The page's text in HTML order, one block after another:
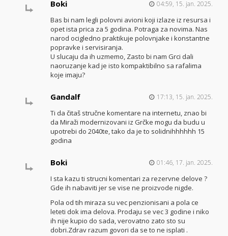
Boki
04:59, 15. jan. 2025.
Bas bi nam legli polovni avioni koji izlaze iz resursa i
opet ista prica za 5 godina. Potraga za novima. Nas
narod ocigledno praktikuje polovnjake i konstantne
popravke i servisiranja.
U slucaju da ih uzmemo, Zasto bi nam Grci dali
naoruzanje kad je isto kompaktibilno sa rafalima
koje imaju?
Gandalf 17:13, 15. jan. 2025.
Ti da čitaš stručne komentare na internetu, znao bi
da Miraži modernizovani iz Grčke mogu da budu u
upotrebi do 2040te, tako da je to solidnihhhhhh 15
godina
Boki 01:46, 17. jan. 2025.
I sta kazu ti strucni komentari za rezervne delove ?
Gde ih nabaviti jer se vise ne proizvode nigde.
Pola od tih miraza su vec penzionisani a pola ce
leteti dok ima delova. Prodaju se vec 3 godine i niko
ih nije kupio do sada, verovatno zato sto su
dobri.Zdrav razum govori da se to ne isplati .